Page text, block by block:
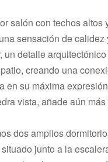
salón con techos
sensación de
detalle
creando una
en su máxima
vista, añade aún
dos amplios
junto a la